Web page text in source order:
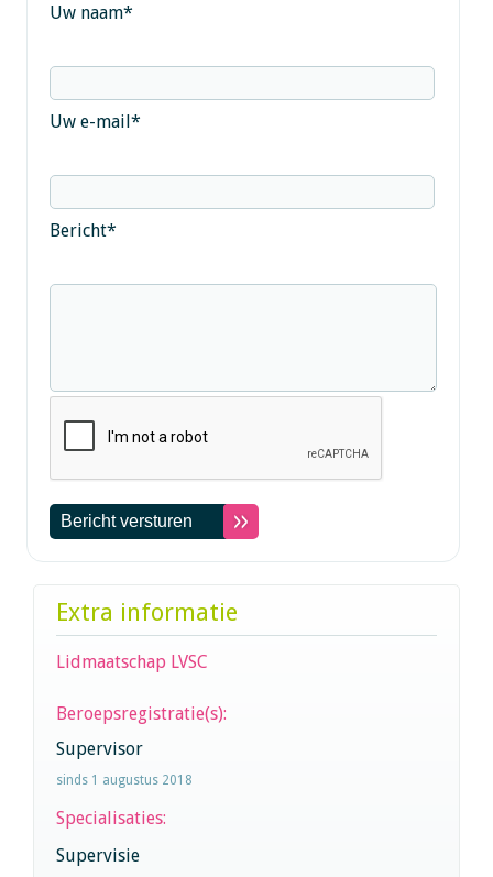
Uw naam*
Uw e-mail*
Bericht*
Extra informatie
Lidmaatschap LVSC
Beroepsregistratie(s):
Supervisor
sinds 1 augustus 2018
Specialisaties:
Supervisie